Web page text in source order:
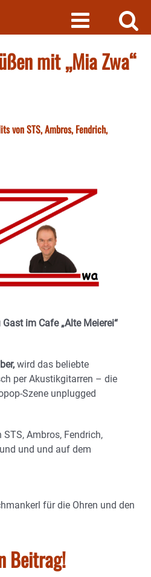
mit „Mia Zwa“
von STS, Ambros, Fendrich,
im Cafe „Alte Meierei“
wird das beliebte
per Akustikgitarren – die
Szene unplugged
Ambros, Fendrich,
und und auf dem
für die Ohren und den
Beitrag!